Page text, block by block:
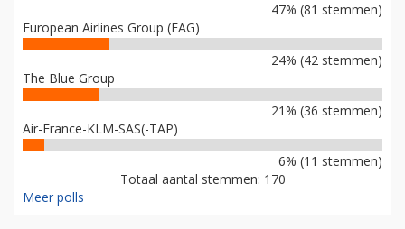
47% (81 stemmen)
European Airlines Group (EAG)
24% (42 stemmen)
The Blue Group
21% (36 stemmen)
Air-France-KLM-SAS(-TAP)
6% (11 stemmen)
Totaal aantal stemmen: 170
Meer polls